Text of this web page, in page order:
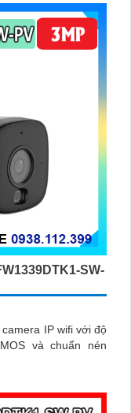
SW-
IP wifi với độ
và chuẩn nén